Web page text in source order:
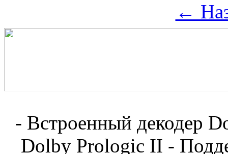
←
- Встроенный декодер
Dolby Prologic II -